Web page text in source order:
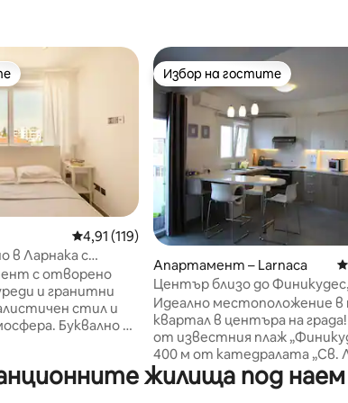
Средна оценка: 4,91 от 5, 119 отзива
4,91 (119)
в Ларнака с
с отворено
и гранитни
на
на лесно
от 5 минути
Избор на гостите
Избор на гостите
Апартамент – Larnaca
Център близо до Финикудес,
Идеално местоположение
квартал в центъра на
от известния плаж
400 м от катедралата „Св.
главната улица за
„Ерму“ – е точно зад ъгъла. Близо до
жилища под